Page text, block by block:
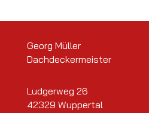
Georg Müller
Dachdeckermeister
Ludgerweg 26
42329 Wuppertal